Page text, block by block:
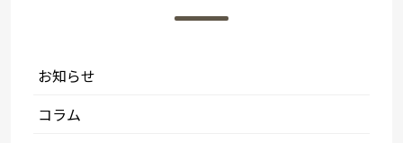
お知らせ
コラム